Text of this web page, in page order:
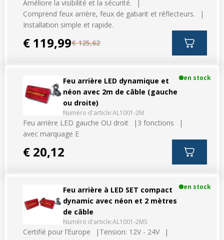
Améliore la visibilité et la sécurité.
Comprend feux arrière, feux de gabarit et réflecteurs.
Installation simple et rapide.
€ 125,62
€ 119,99
Feu arrière LED dynamique et
néon avec 2m de câble (gauche
ou droite)
Numéro d'article:AL1001-2M
en stock
Feu arrière LED gauche OU droit
3 fonctions
avec marquage E
€ 20,12
Feu arrière à LED SET compact
dynamic avec néon et 2 mètres
de câble
Numéro d'article:AL1001-2MS
en stock
Certifié pour l’Europe
Tension: 12V - 24V